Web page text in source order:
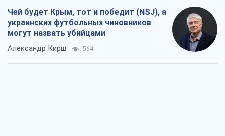
Чей будет Крым, тот и победит (NSJ), а
украинских футбольных чиновников
могут назвать убийцами
Александр Кирш 564